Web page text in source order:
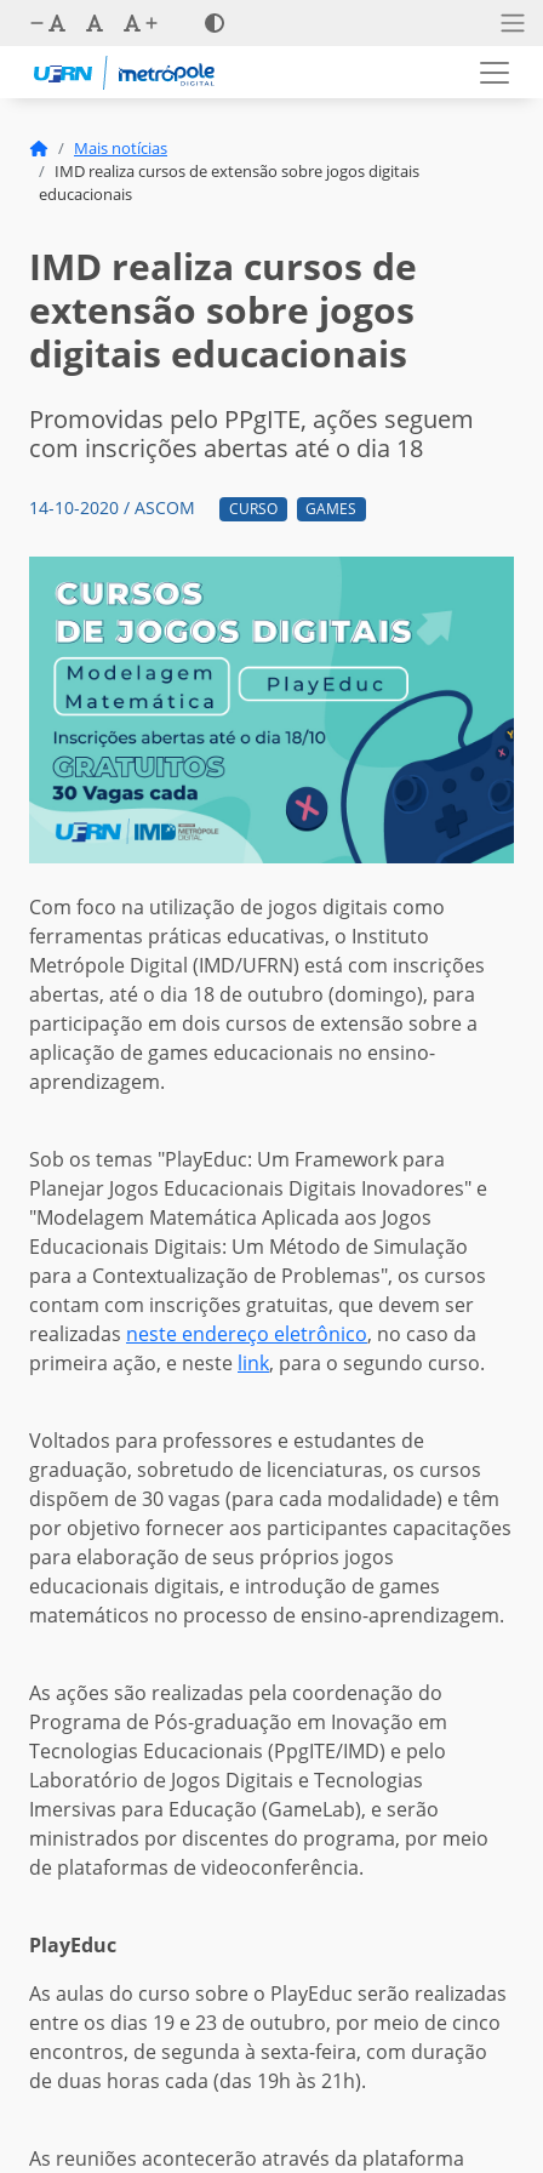
Mais notícias
IMD realiza cursos de extensão sobre jogos digitais
educacionais
IMD realiza cursos de
extensão sobre jogos
digitais educacionais
Promovidas pelo PPgITE, ações seguem
com inscrições abertas até o dia 18
14-10-2020 / ASCOM CURSO GAMES
Com foco na utilização de jogos digitais como
ferramentas práticas educativas, o Instituto
Metrópole Digital (IMD/UFRN) está com inscrições
abertas, até o dia 18 de outubro (domingo), para
participação em dois cursos de extensão sobre a
aplicação de games educacionais no ensino-
aprendizagem.
Sob os temas "PlayEduc: Um Framework para
Planejar Jogos Educacionais Digitais Inovadores" e
"Modelagem Matemática Aplicada aos Jogos
Educacionais Digitais: Um Método de Simulação
para a Contextualização de Problemas", os cursos
contam com inscrições gratuitas, que devem ser
realizadas neste endereço eletrônico, no caso da
primeira ação, e neste link, para o segundo curso.
Voltados para professores e estudantes de
graduação, sobretudo de licenciaturas, os cursos
dispõem de 30 vagas (para cada modalidade) e têm
por objetivo fornecer aos participantes capacitações
para elaboração de seus próprios jogos
educacionais digitais, e introdução de games
matemáticos no processo de ensino-aprendizagem.
As ações são realizadas pela coordenação do
Programa de Pós-graduação em Inovação em
Tecnologias Educacionais (PpgITE/IMD) e pelo
Laboratório de Jogos Digitais e Tecnologias
Imersivas para Educação (GameLab), e serão
ministrados por discentes do programa, por meio
de plataformas de videoconferência.
PlayEduc
As aulas do curso sobre o PlayEduc serão realizadas
entre os dias 19 e 23 de outubro, por meio de cinco
encontros, de segunda à sexta-feira, com duração
de duas horas cada (das 19h às 21h).
As reuniões acontecerão através da plataforma